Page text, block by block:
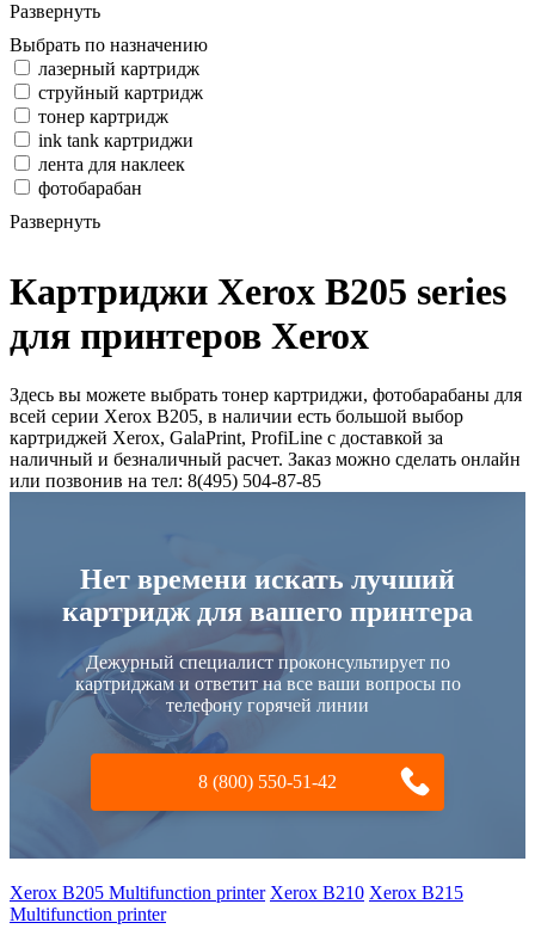
Развернуть
Выбрать по назначению
лазерный картридж
струйный картридж
тонер картридж
ink tank картриджи
лента для наклеек
фотобарабан
Развернуть
Картриджи Xerox B205 series
для принтеров Xerox
Здесь вы можете выбрать тонер картриджи, фотобарабаны для
всей серии Xerox B205, в наличии есть большой выбор
картриджей Xerox, GalaPrint, ProfiLine с доставкой за
наличный и безналичный расчет. Заказ можно сделать онлайн
или позвонив на тел: 8(495) 504-87-85
Нет времени искать лучший
картридж для вашего принтера
Дежурный специалист проконсультирует по
картриджам и ответит на все ваши вопросы по
телефону горячей линии
8 (800) 550-51-42
Xerox B205 Multifunction printer Xerox B210 Xerox B215
Multifunction printer